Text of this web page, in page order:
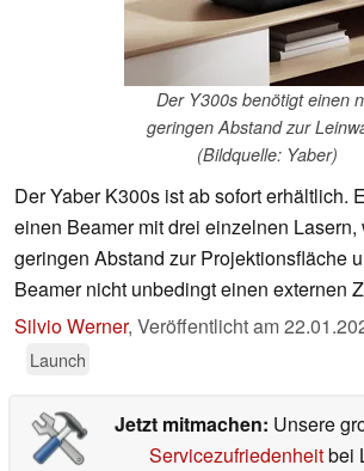
Der Y300s benötigt einen
geringen Abstand zur
(Bildquelle: Yaber)
Der Yaber K300s ist ab sofort erhältlich.
einen Beamer mit drei einzelnen
geringen Abstand zur Projektionsfläche
Beamer nicht unbedingt einen externen
Silvio Werner, Veröffentlicht am
Launch
Jetzt mitmachen: Unsere
Servicezufriedenheitbei